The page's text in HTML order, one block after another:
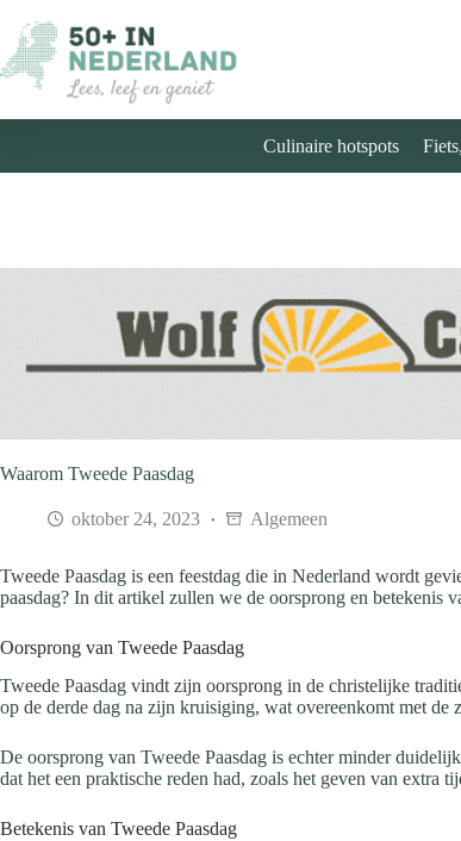
naar
de
inhoud
Culinaire hotspots
Waarom Tweede Paasdag
oktober 24, 2023 Algemeen
Tweede Paasdag is een feestdag die in Nederland wordt
paasdag? In dit artikel zullen we de oorsprong en betekenis
Oorsprong van Tweede Paasdag
Tweede Paasdag vindt zijn oorsprong in de christelijke
op de derde dag na zijn kruisiging, wat overeenkomt met de
De oorsprong van Tweede Paasdag is echter minder
dat het een praktische reden had, zoals het geven van extra
Betekenis van Tweede Paasdag